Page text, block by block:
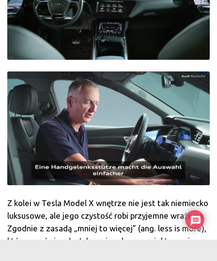
Z kolei w Tesla Model X wnętrze nie jest tak niemiecko
luksusowe, ale jego czystość robi przyjemne wrażenie.
Zgodnie z zasadą „mniej to więcej” (ang. less is more),
która przyświecała Jobsowi podczas projektowania